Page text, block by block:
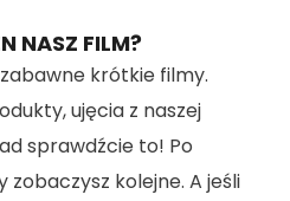
NASZ FILM?
krótkie filmy.
ujęcia z naszej
sprawdźcie to! Po
zobaczysz kolejne. A jeśli